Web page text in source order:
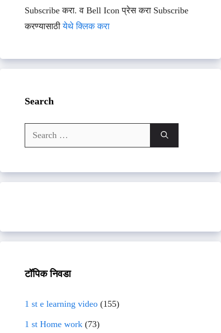
Subscribe करा. व Bell Icon प्रेस करा Subscribe
करण्यासाठीयेथे क्लिक करा
Search
Search
for:
टॉपिक निवडा
1 st e learning video (155)
1 st Home work (73)